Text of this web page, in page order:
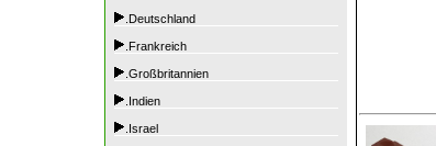
.Deutschland
.Frankreich
.Großbritannien
.Indien
.Israel